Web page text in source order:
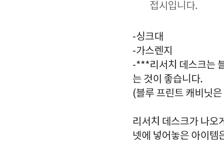
접시입니다.
-싱크대
-가스렌지
-***리서치 데스크는
는 것이 좋습니다.
(블루 프린트 캐비닛
리서치 데스크가 나오
넷에 넣어놓은 아이템